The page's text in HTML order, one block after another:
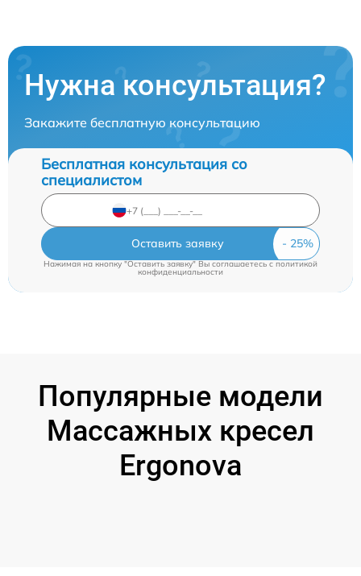
Нужна консультация?
Закажите бесплатную консультацию
Бесплатная консультация со
специалистом
Оставить заявку
Нажимая на кнопку "Оставить заявку" Вы соглашаетесь cполитикой
конфиденциальности
Популярные модели
Массажных кресел
Ergonova